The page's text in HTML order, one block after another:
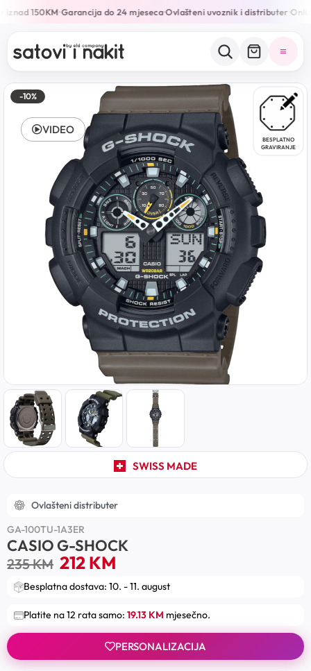
150KM•Garancija do 24 mjeseca•Ovlašteni uvoznik i distributer•
-10%
BESPLATNO
GRAVIRANJE
SWISS MADE
VIDEO
Ovlašteni distributer
GA-100TU-1A3ER
CASIO G-SHOCK
235KM 212KM
Besplatna dostava: 10. - 11. august
Platite na 12 rata samo: 19.13 KM mjesečno.
PERSONALIZACIJA